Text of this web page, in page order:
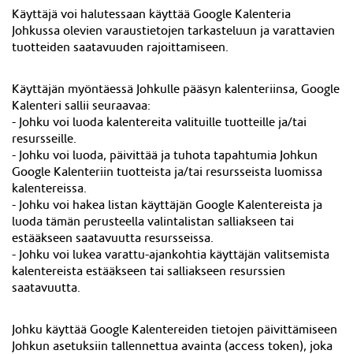
Käyttäjä voi halutessaan käyttää Google Kalenteria
Johkussa olevien varaustietojen tarkasteluun ja varattavien
tuotteiden saatavuuden rajoittamiseen.
Käyttäjän myöntäessä Johkulle pääsyn kalenteriinsa, Google
Kalenteri sallii seuraavaa:
- Johku voi luoda kalentereita valituille tuotteille ja/tai
resursseille.
- Johku voi luoda, päivittää ja tuhota tapahtumia Johkun
Google Kalenteriin tuotteista ja/tai resursseista luomissa
kalentereissa.
- Johku voi hakea listan käyttäjän Google Kalentereista ja
luoda tämän perusteella valintalistan salliakseen tai
estääkseen saatavuutta resursseissa.
- Johku voi lukea varattu-ajankohtia käyttäjän valitsemista
kalentereista estääkseen tai salliakseen resurssien
saatavuutta.
Johku käyttää Google Kalentereiden tietojen päivittämiseen
Johkun asetuksiin tallennettua avainta (access token), joka